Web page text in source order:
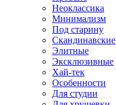
Неоклассика
Минимализм
Под старину
Скандинавские
Элитные
Эксклюзивные
Хай-тек
Особенности
Для студии